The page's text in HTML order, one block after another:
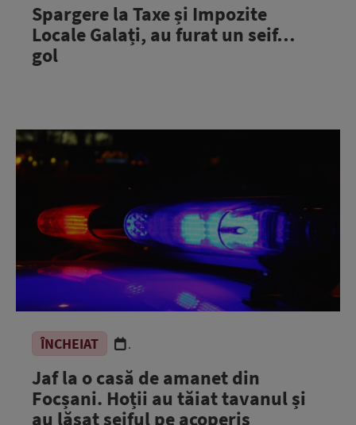
Spargere la Taxe și Impozite
Locale Galați, au furat un seif…
gol
ÎNCHEIAT .
Jaf la o casă de amanet din
Focșani. Hoții au tăiat tavanul și
au lăsat seiful pe acoperiș